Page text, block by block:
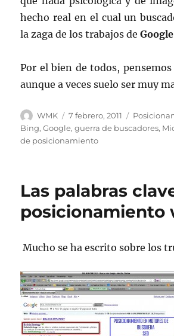
hecho real en el cual un
la zaga de los trabajos deGoogle
Por el bien de todos, pensemos
aunque a veces suelo ser muy
Autor
WMK
Publicado
el
7 febrero, 2011 Categorías
Bing,Google,guerra de buscadores,
de posicionamiento
Las palabras
posicionamiento
.Mucho se ha escrito sobre los